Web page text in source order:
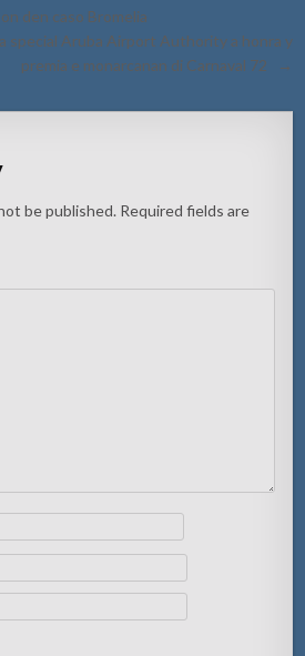
den caso Bromelia
special Aruba Airport Authority a honra y
premia e monarcanan di Carnaval 72 →
be published. Required fields are